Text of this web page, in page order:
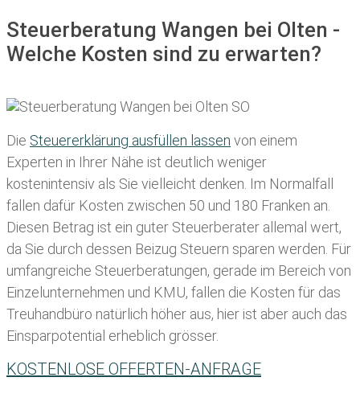
Steuerberatung Wangen bei Olten -
Welche Kosten sind zu erwarten?
Die Steuererklärung ausfüllen lassen von einem
Experten in Ihrer Nähe ist deutlich weniger
kostenintensiv als Sie vielleicht denken. Im Normalfall
fallen dafür Kosten zwischen 50 und 180 Franken an.
Diesen Betrag ist ein guter Steuerberater allemal wert,
da Sie durch dessen Beizug Steuern sparen werden. Für
umfangreiche Steuerberatungen, gerade im Bereich von
Einzelunternehmen und KMU, fallen die Kosten für das
Treuhandbüro natürlich höher aus, hier ist aber auch das
Einsparpotential erheblich grösser.
KOSTENLOSE OFFERTEN-ANFRAGE